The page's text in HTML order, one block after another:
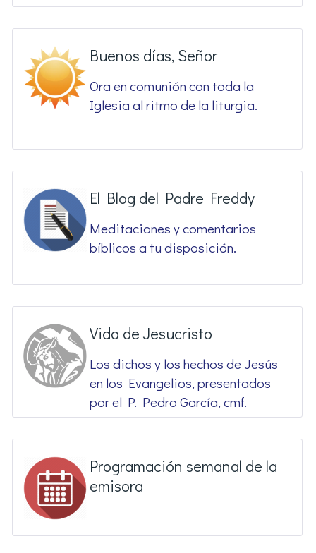
Buenos días, Señor
Ora en comunión con toda la
Iglesia al ritmo de la liturgia.
El Blog del Padre Freddy
Meditaciones y comentarios
bíblicos a tu disposición.
Vida de Jesucristo
Los dichos y los hechos de Jesús
en los Evangelios, presentados
por el P. Pedro García, cmf.
Programación semanal de la
emisora